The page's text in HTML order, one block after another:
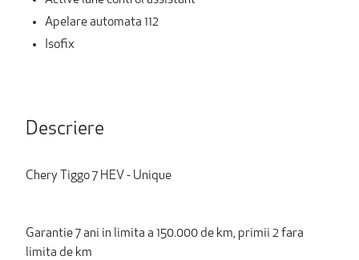
Apelare automata 112
Isofix
Descriere
Chery Tiggo 7 HEV - Unique
Garantie 7 ani in limita a 150.000 de km, primii 2 fara
limita de km